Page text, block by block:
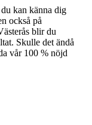
kan känna dig
också på
blir du
Skulle det ändå
vår 100 % nöjd